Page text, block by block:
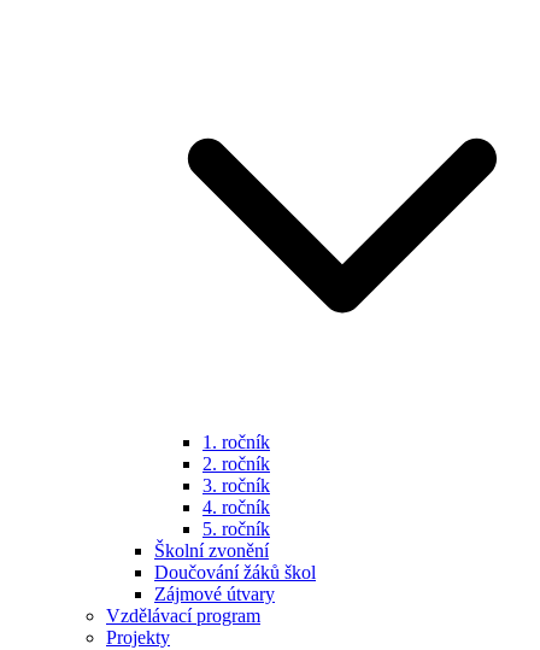
1. ročník
2. ročník
3. ročník
4. ročník
5. ročník
Školní zvonění
Doučování žáků škol
Zájmové útvary
Vzdělávací program
Projekty